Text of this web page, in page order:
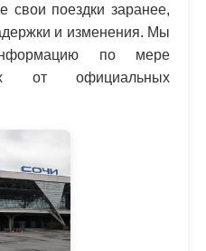
свои поездки заранее,
и изменения. Мы
по мере
от официальных